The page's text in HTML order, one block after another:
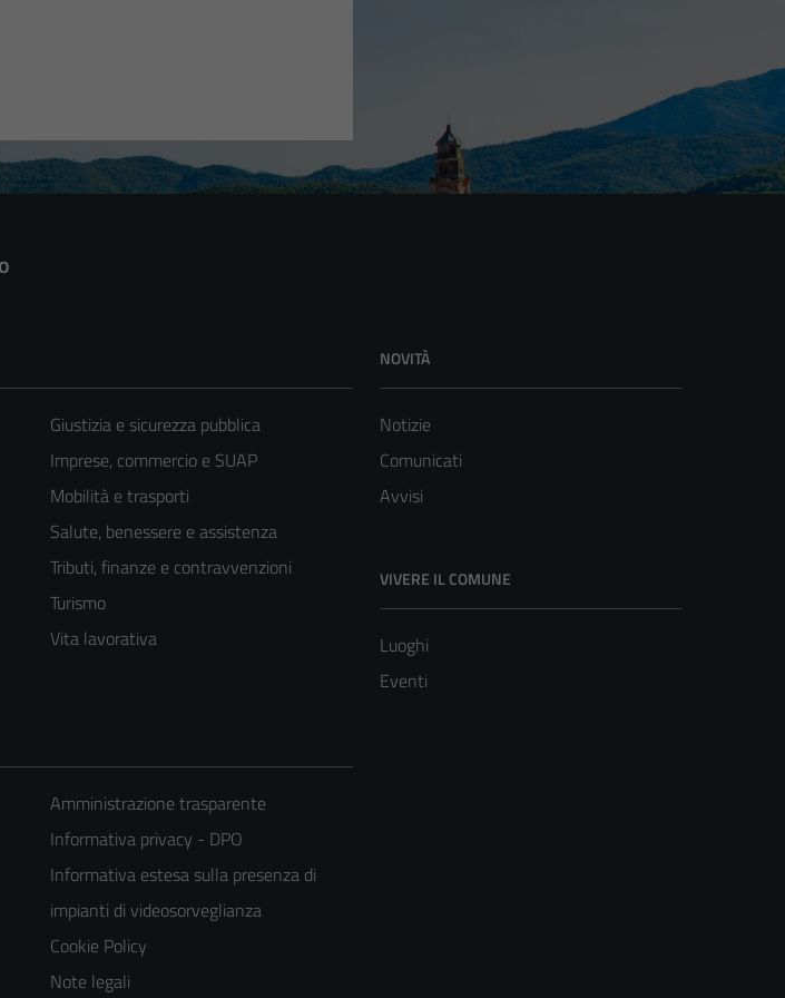
Giustizia e sicurezza pubblica
Imprese, commercio e SUAP
Mobilità e trasporti
Salute, benessere e assistenza
Tributi, finanze e contravvenzioni
Turismo
Vita lavorativa
NOVITÀ
Notizie
Comunicati
Avvisi
VIVERE IL COMUNE
Luoghi
Eventi
Amministrazione trasparente
Informativa privacy - DPO
Informativa estesa sulla presenza di
impianti di videosorveglianza
Cookie Policy
Note legali